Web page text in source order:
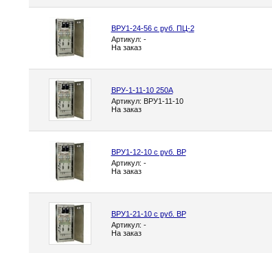
ВРУ1-24-56 с руб. ПЦ-2
Артикул: -
На заказ
ВРУ-1-11-10 250А
Артикул: ВРУ1-11-10
На заказ
ВРУ1-12-10 с руб. ВР
Артикул: -
На заказ
ВРУ1-21-10 с руб. ВР
Артикул: -
На заказ